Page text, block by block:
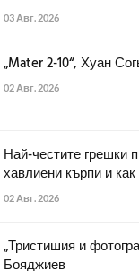
03 Авг. 2026
„Mater 2-10“, Хуан
02 Авг. 2026
Най-честите грешки
хавлиени кърпи и
02 Авг. 2026
„Тристишия и
Бояджиев